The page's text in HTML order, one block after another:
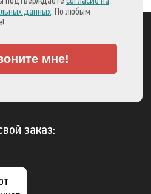
данных. По любым
мне!
заказ: